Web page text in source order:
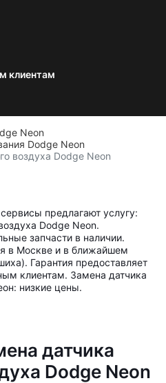
клиентам
Neon
Dodge Neon
воздуха Dodge Neon
предлагают услугу:
Dodge Neon.
запчасти в наличии.
в Москве и в ближайшем
Гарантия предоставляет
клиентам. Замена датчика
низкие цены.
датчика
Dodge Neon